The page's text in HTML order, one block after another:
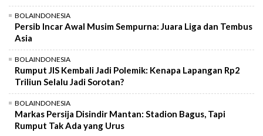
BOLAINDONESIA
Persib Incar Awal Musim Sempurna: Juara Liga dan Tembus
Asia
BOLAINDONESIA
Rumput JIS Kembali Jadi Polemik: Kenapa Lapangan Rp2
Triliun Selalu Jadi Sorotan?
BOLAINDONESIA
Markas Persija Disindir Mantan: Stadion Bagus, Tapi
Rumput Tak Ada yang Urus